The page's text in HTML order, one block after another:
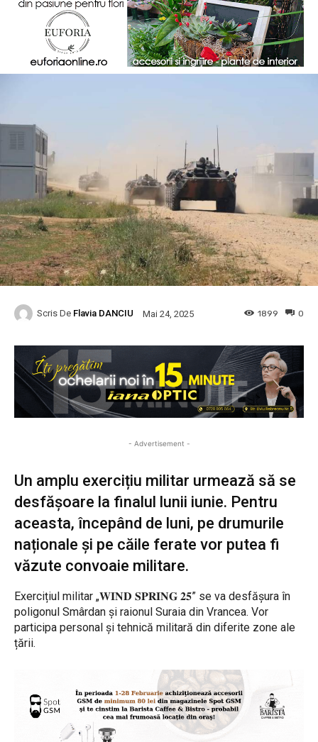
Scris De Flavia DANCIU Mai 24, 2025 0
1899
- Advertisement -
Un amplu exercițiu militar urmează să se
desfășoare la finalul lunii iunie. Pentru
aceasta, începând de luni, pe drumurile
naționale și pe căile ferate vor putea fi
văzute convoaie militare.
Exercițiul militar „𝐖𝐈𝐍𝐃 𝐒𝐏𝐑𝐈𝐍𝐆 𝟐𝟓” se va desfășura în
poligonul Smârdan și raionul Suraia din Vrancea. Vor
participa personal și tehnică militară din diferite zone ale
țării.